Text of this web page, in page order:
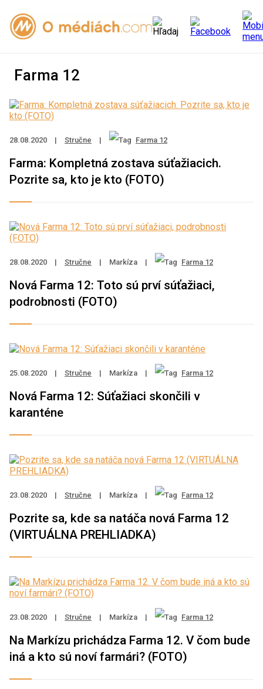
Farma 12
28.08.2020 | Stručne | Farma 12
Farma: Kompletná zostava súťažiacich.
Pozrite sa, kto je kto (FOTO)
28.08.2020 | Stručne | Markíza | Farma 12
Nová Farma 12: Toto sú prví súťažiaci,
podrobnosti (FOTO)
25.08.2020 | Stručne | Markíza | Farma 12
Nová Farma 12: Súťažiaci skončili v
karanténe
23.08.2020 | Stručne | Markíza | Farma 12
Pozrite sa, kde sa natáča nová Farma 12
(VIRTUÁLNA PREHLIADKA)
23.08.2020 | Stručne | Markíza | Farma 12
Na Markízu prichádza Farma 12. V čom bude
iná a kto sú noví farmári? (FOTO)